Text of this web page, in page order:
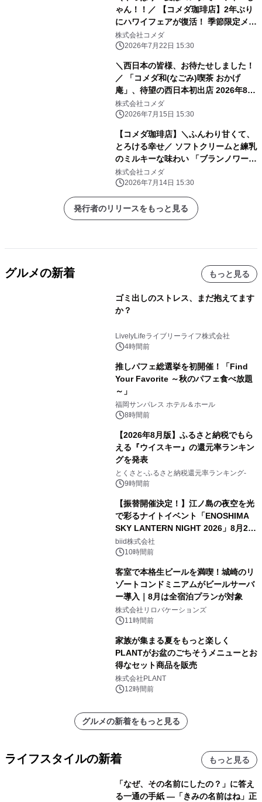
ゃん！！／ 【コメダ珈琲店】2年ぶり
にハワイフェアが復活！ 季節限定メニ
ュー5品とハワイ旅行プレゼントキャ
ンペーンを 2026年7月30日(木)より全
国展開開始！
株式会社コメダ
2026年7月22日 15:30
＼西日本の皆様、お待たせしました！
／ 「コメダ和(なごみ)喫茶 おかげ
庵」、待望の西日本初出店 2026年8月
に広島県、今冬には大阪府へもオープ
ン！
株式会社コメダ
2026年7月15日 15:30
【コメダ珈琲店】＼ふんわり甘くて、
とろける幸せ／ ソフトクリームと練乳
のミルキーな味わい 「ブランノワー
ル」「ブランネージュ」を 2026年7月
23日(木)より季節限定で全国販売開
始！
株式会社コメダ
2026年7月14日 15:30
発行者のリリースをもっと見る
グルメの新着 もっと見る
ゴミ出しのストレス、まだ抱えてます
か？
LivelyLifeライブリーライフ株式会社
4時間前
推しパフェ総選挙を初開催！「Find
Your Favorite ～秋のパフェ食べ放題
～」
福岡サンパレス ホテル＆ホール
8時間前
【2026年8月版】ふるさと納税でもら
える『ウイスキー』の還元率ランキン
グを発表
とくさと-ふるさと納税還元率ランキング-
9時間前
【振替開催決定！】江ノ島の夜空を光
で彩るナイトイベント「ENOSHIMA
SKY LANTERN NIGHT 2026」8月22
日(土)振替開催＆受付スタート！
biid株式会社
10時間前
客室で本格生ビールを満喫！城崎のリ
ゾートコンドミニアムがビールサーバ
ー導入｜8月は全宿泊プランが対象
株式会社リロバケーションズ
11時間前
家族が集まる夏をもっと楽しく
PLANTがお盆のごちそうメニューとお
得なセット商品を販売
株式会社PLANT
12時間前
グルメの新着をもっと見る
ライフスタイルの新着 もっと見る
「なぜ、その名前にしたの？」に答え
る一通の手紙 ―「きみの名前はね」正